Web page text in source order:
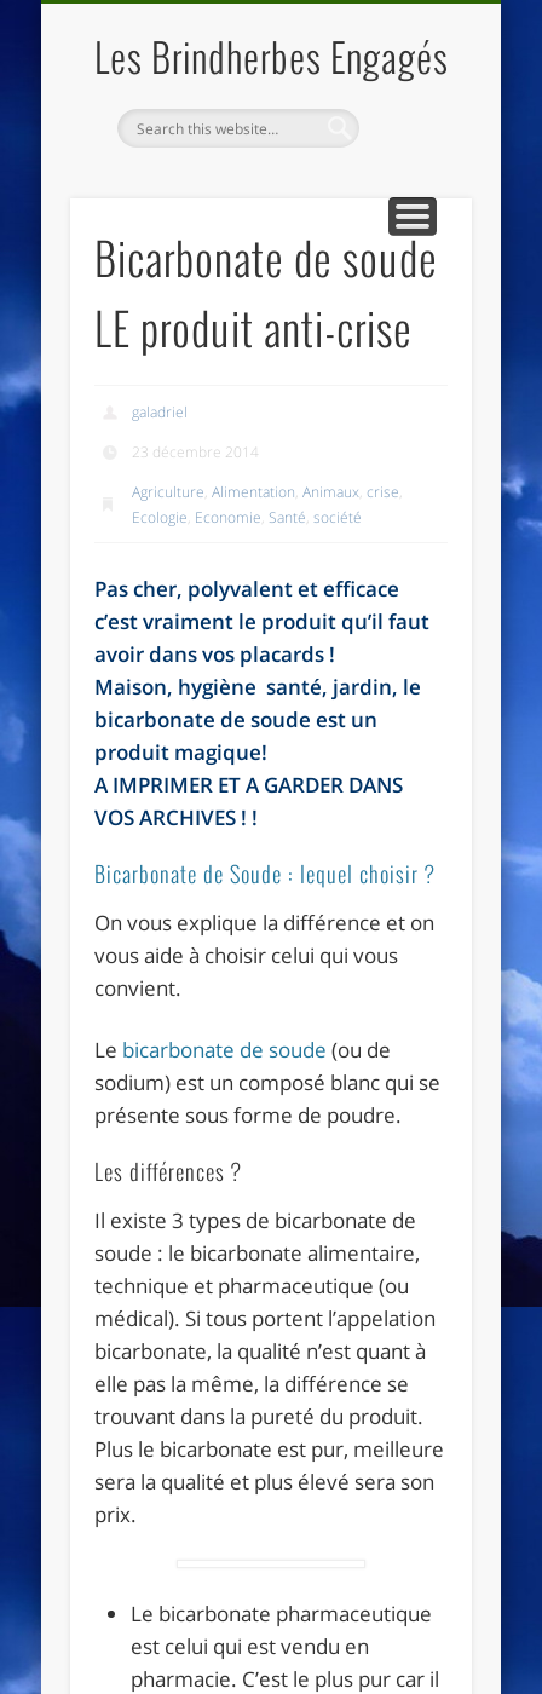
Les Brindherbes Engagés
Bicarbonate de soude
LE produit anti-crise
galadriel
23 décembre 2014
Agriculture,Alimentation,Animaux,crise,
Ecologie, Economie,Santé,société
Pas cher, polyvalent et efficace
c’est vraiment le produit qu’il faut
avoir dans vos placards !
Maison, hygiène santé, jardin, le
bicarbonate de soude est un
produit magique!
A IMPRIMER ET A GARDER DANS
VOS ARCHIVES ! !
Bicarbonate de Soude : lequel choisir ?
On vous explique la différence et on
vous aide à choisir celui qui vous
convient.
Le bicarbonate de soude (ou de
sodium) est un composé blanc qui se
présente sous forme de poudre.
Les différences ?
Il existe 3 types de bicarbonate de
soude : le bicarbonate alimentaire,
technique et pharmaceutique (ou
médical). Si tous portent l’appelation
bicarbonate, la qualité n’est quant à
elle pas la même, la différence se
trouvant dans la pureté du produit.
Plus le bicarbonate est pur, meilleure
sera la qualité et plus élevé sera son
prix.
Le bicarbonate pharmaceutique
est celui qui est vendu en
pharmacie. C’est le plus pur car il